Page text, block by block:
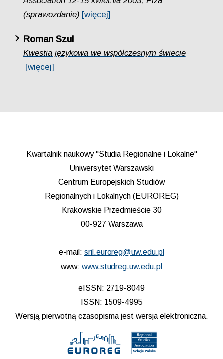
(sprawozdanie) [więcej]
Roman Szul
Kwestia językowa we współczesnym świecie
[więcej]
Kwartalnik naukowy "Studia Regionalne i Lokalne"
Uniwersytet Warszawski
Centrum Europejskich Studiów
Regionalnych i Lokalnych (EUROREG)
Krakowskie Przedmieście 30
00-927 Warszawa
e-mail: sril.euroreg@uw.edu.pl
www: www.studreg.uw.edu.pl
eISSN: 2719-8049
ISSN: 1509-4995
Wersją pierwotną czasopisma jest wersja elektroniczna.